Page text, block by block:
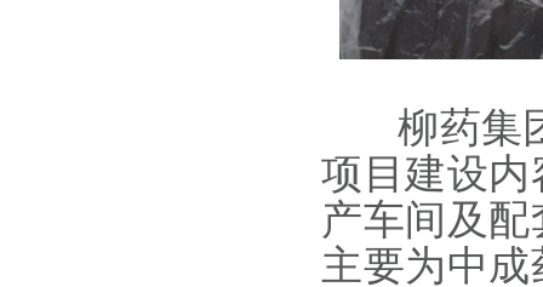
柳药集团
项目建设
产车间及
主要为中